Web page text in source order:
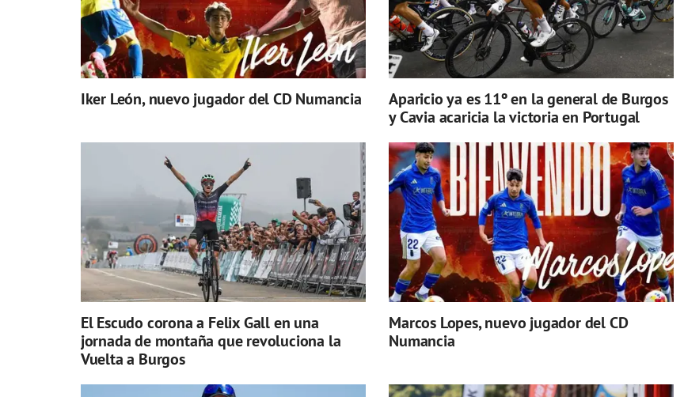
Iker León, nuevo jugador del CD Numancia
Aparicio ya es 11º en la general de Burgos
y Cavia acaricia la victoria en Portugal
El Escudo corona a Felix Gall en una
jornada de montaña que revoluciona la
Vuelta a Burgos
Marcos Lopes, nuevo jugador del CD
Numancia